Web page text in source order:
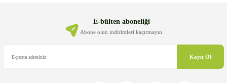
Ürün bilgilerinde hatalar bulunuyor.
Ürün fiyatı diğer sitelerden daha pahalı.
E-bülten aboneliği
Abone olun indirimleri kaçırmayın.
Kayıt Ol